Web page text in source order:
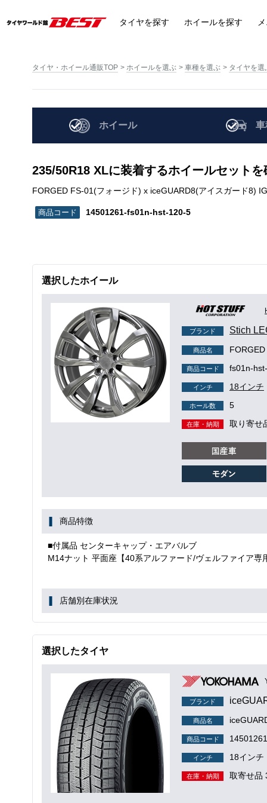
タイヤを探す ホイールを探す
タイヤ・ホイール通販TOP ホイールを選ぶ 車種を選ぶ タイヤを選
ホイール 車
235/50R18 XLに装着するホイールセットを
FORGED FS-01(フォージド) x iceGUARD8(アイスガード8)
14501261-fs01n-hst-120-5
選択したホイール
ブランド Stich
商品名
商品コード fs01n-
インチ 18インチ
ホール数 5
在庫・納期 取り寄せ
商品特徴
■付属品 センターキャップ・エアバルブ
M14ナット 平面座【40系アルファード/ヴェルファイア専
店舗別在庫状況
選択したタイヤ
ブランド
商品名
商品コード 14501261
インチ 18インチ
在庫・納期 取寄せ品